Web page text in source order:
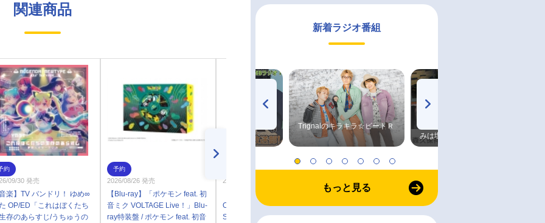
関連商品
約
09/30 発売
楽】TV バンドリ！ ゆめ∞
OP/ED「これはぼくたち
存のあらすじ/うちゅうの
予約
2026/08/26 発売
【Blu-ray】「ポケモン feat. 初
音ミク VOLTAGE Live！」Blu-
ray特装盤 / ポケモン feat. 初音
2026/09/02 発売
【レコード】「ARIA The
ORIGINATION」ORIGINAL
SOUNDTRACK tre -vinyl
予約
【レコード】「ARIA The
NATURAL」 ORIGINAL
SOUNDTRACK due -vinyl
新着ラジオ番組
TVアニメ『戦隊大失格』
radio 大直会 2nd season
ハイキュー!! 烏野高校放送部! Trignalのキラキラ☆ビートＲ
みは塩だけ
もっと見る